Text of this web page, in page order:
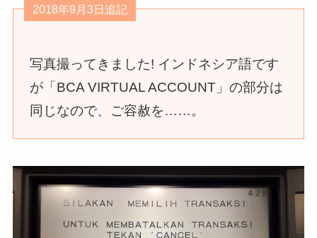
2018年9月3日追記
写真撮ってきました! インドネシア語です
が「BCA VIRTUAL ACCOUNT」の部分は
同じなので、ご容赦を……。